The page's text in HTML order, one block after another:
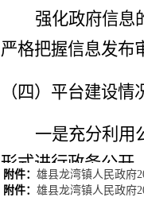
强化政府信息
严格把握信息发布
（四） 平台建设情
一是充分利用
形式进行政务公开
闻编发工作，在公
附件： 雄县龙湾镇人民政府
附件： 雄县龙湾镇人民政府